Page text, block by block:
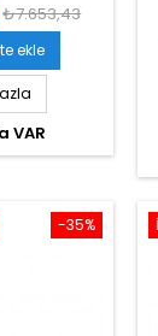
₺7.653,43
ekle
VAR
-35%